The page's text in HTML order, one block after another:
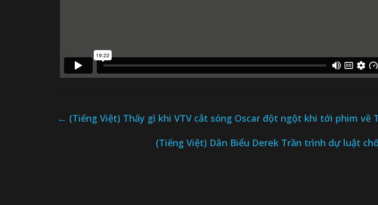
← (Tiếng Việt) Thấy gì khi VTV cắt sóng Oscar đột ngột khi tới phim về
(Tiếng Việt) Dân Biểu Derek Trần trình dự luật